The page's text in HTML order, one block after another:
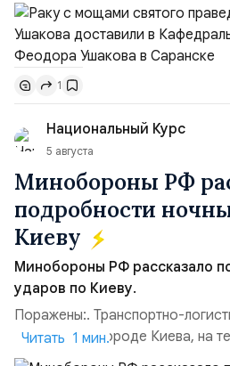
воина Феодора Ушакова 25 лет
Владимир Прокофьевич
Балтийским флотом ВМФ
гг.);Адмирал Владимир
командующий Черноморским
(1998–2002 г...
1
Национальный Курс
5 августа
Минобороны РФ
подробности
Киеву
Минобороны РФ рассказало
ударов по Киеву.
Поражены:. Транспортно-
Чайка» в пригороде Киева, на
осуществлялось хранение,
Читать 1 мин.